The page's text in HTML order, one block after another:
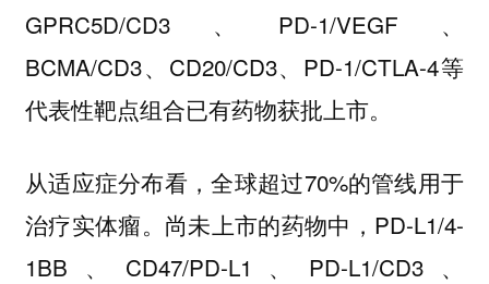
GPRC5D/CD3、PD-1/VEGF、
BCMA/CD3、CD20/CD3、PD-1/CTLA-4等
代表性靶点组合已有药物获批上市。
从适应症分布看，全球超过70%的管线用于
治疗实体瘤。尚未上市的药物中，PD-L1/4-
1BB、CD47/PD-L1、PD-L1/CD3、